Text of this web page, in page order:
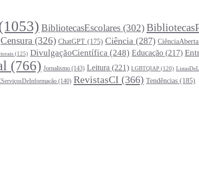
BibliotecasEscolares (302)
Censura (326) ChatGPT (175) Ciência (287) CiênciaAberta
(125) DivulgaçãoCientífica (248) Educação (217)
(766) Jornalismo (143) Leitura (221) LGBTQIAP (120)
(140) RevistasCI (366) Tendências (185)